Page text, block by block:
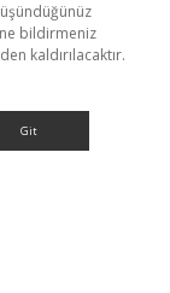
bildirmeniz
kaldırılacaktır.